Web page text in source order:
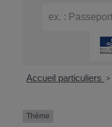
Accueil particuliers >
Thème